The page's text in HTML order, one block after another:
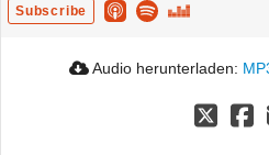
Subscribe
Audio herunterladen: